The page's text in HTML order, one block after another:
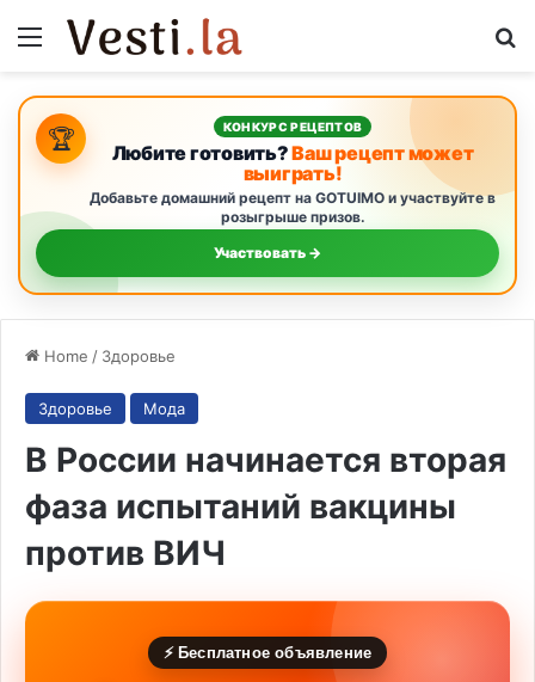
Menu
🏆 КОНКУРС РЕЦЕПТОВ
Любите готовить?Ваш рецепт может
выиграть!
Добавьте домашний рецепт на GOTUIMO и участвуйте в
розыгрыше призов.
Участвовать →
Home / Здоровье
Здоровье Мода
В России начинается вторая
фаза испытаний вакцины
против ВИЧ
⚡ Бесплатное объявление